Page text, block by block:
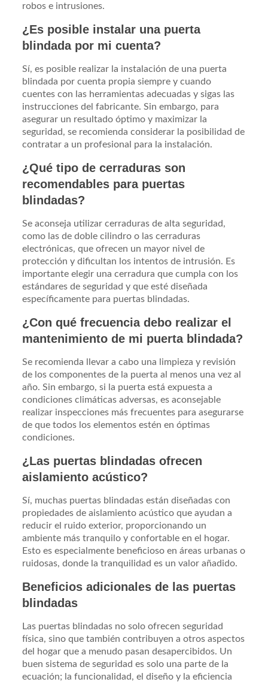
robos e intrusiones.
¿Es posible instalar una puerta
blindada por mi cuenta?
Sí, es posible realizar la instalación de una puerta
blindada por cuenta propia siempre y cuando
cuentes con las herramientas adecuadas y sigas las
instrucciones del fabricante. Sin embargo, para
asegurar un resultado óptimo y maximizar la
seguridad, se recomienda considerar la posibilidad de
contratar a un profesional para la instalación.
¿Qué tipo de cerraduras son
recomendables para puertas
blindadas?
Se aconseja utilizar cerraduras de alta seguridad,
como las de doble cilindro o las cerraduras
electrónicas, que ofrecen un mayor nivel de
protección y dificultan los intentos de intrusión. Es
importante elegir una cerradura que cumpla con los
estándares de seguridad y que esté diseñada
específicamente para puertas blindadas.
¿Con qué frecuencia debo realizar el
mantenimiento de mi puerta blindada?
Se recomienda llevar a cabo una limpieza y revisión
de los componentes de la puerta al menos una vez al
año. Sin embargo, si la puerta está expuesta a
condiciones climáticas adversas, es aconsejable
realizar inspecciones más frecuentes para asegurarse
de que todos los elementos estén en óptimas
condiciones.
¿Las puertas blindadas ofrecen
aislamiento acústico?
Sí, muchas puertas blindadas están diseñadas con
propiedades de aislamiento acústico que ayudan a
reducir el ruido exterior, proporcionando un
ambiente más tranquilo y confortable en el hogar.
Esto es especialmente beneficioso en áreas urbanas o
ruidosas, donde la tranquilidad es un valor añadido.
Beneficios adicionales de las puertas
blindadas
Las puertas blindadas no solo ofrecen seguridad
física, sino que también contribuyen a otros aspectos
del hogar que a menudo pasan desapercibidos. Un
buen sistema de seguridad es solo una parte de la
ecuación; la funcionalidad, el diseño y la eficiencia